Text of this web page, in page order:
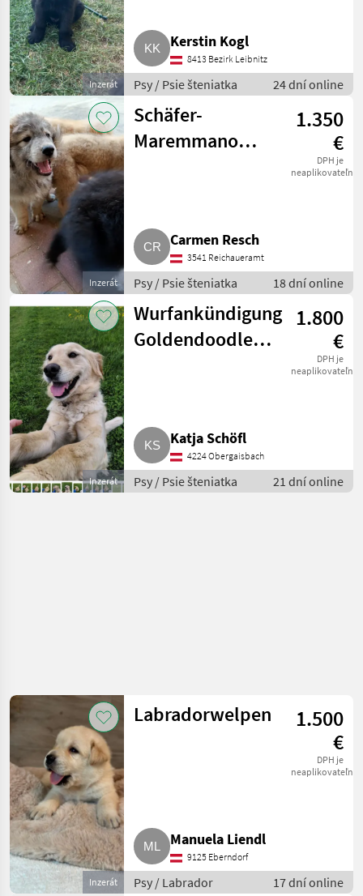
Inzerát
Kerstin Kogl
8413 Bezirk Leibnitz
Psy / Psie šteniatka 24 dní online
Inzerát
Schäfer-
Maremmano
1.350
€
DPH je
neaplikovateľné
Carmen Resch
3541 Reichaueramt
Psy / Psie šteniatka 18 dní online
Inzerát
Wurfankündigung
Goldendoodle-
1.800
€
DPH je
neaplikovateľné
Katja Schöfl
4224 Obergaisbach
Psy / Psie šteniatka 21 dní online
Inzerát
Labradorwelpen
1.500
€
DPH je
neaplikovateľné
Manuela Liendl
9125 Eberndorf
Psy / Labrador 17 dní online